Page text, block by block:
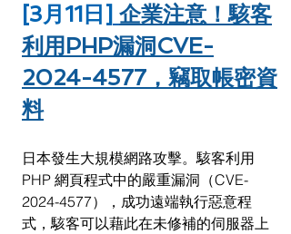
[3月11日] 企業注意！駭客
利用PHP漏洞CVE-
2024-4577，竊取帳密資
料
日本發生大規模網路攻擊。駭客利用
PHP 網頁程式中的嚴重漏洞（CVE-
2024-4577），成功遠端執行惡意程
式，駭客可以藉此在未修補的伺服器上